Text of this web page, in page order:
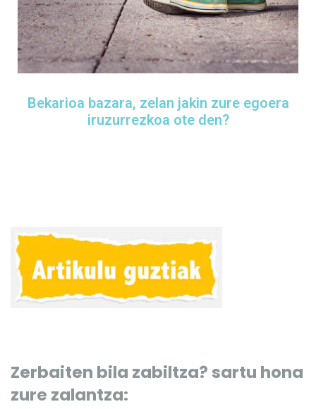
Bekarioa bazara, zelan jakin zure egoera
iruzurrezkoa ote den?
Zerbaiten bila zabiltza? sartu hona
zure zalantza: